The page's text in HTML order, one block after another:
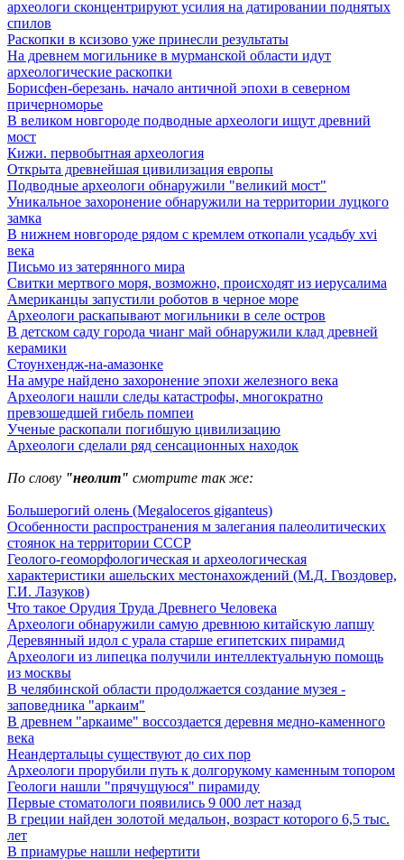
археологи сконцентрируют усилия на датировании поднятых
спилов
Раскопки в ксизово уже принесли результаты
На древнем могильнике в мурманской области идут
археологические раскопки
Борисфен-березань. начало античной эпохи в северном
причерноморье
В великом новгороде подводные археологи ищут древний
мост
Кижи. первобытная археология
Открыта древнейшая цивилизация европы
Подводные археологи обнаружили "великий мост"
Уникальное захоронение обнаружили на территории луцкого
замка
В нижнем новгороде рядом с кремлем откопали усадьбу xvi
века
Письмо из затерянного мира
Свитки мертвого моря, возможно, происходят из иерусалима
Американцы запустили роботов в черное море
Археологи раскапывают могильники в селе остров
В детском саду города чианг май обнаружили клад древней
керамики
Стоунхендж-на-амазонке
На амуре найдено захоронение эпохи железного века
Археологи нашли следы катастрофы, многократно
превзошедшей гибель помпеи
Ученые раскопали погибшую цивилизацию
Археологи сделали ряд сенсационных находок
По слову "неолит" смотрите так же:
Большерогий олень (Megaloceros giganteus)
Особенности распространения м залегания палеолитических
стоянок на территории СССР
Геолого-геоморфологическая и археологическая
характеристики ашельских местонахождений (М.Д. Гвоздовер,
Г.И. Лазуков)
Что такое Орудия Труда Древнего Человека
Археологи обнаружили самую древнюю китайскую лапшу
Деревянный идол с урала старше египетских пирамид
Археологи из липецка получили интеллектуальную помощь
из москвы
В челябинской области продолжается создание музея -
заповедника "аркаим"
В древнем "аркаиме" воссоздается деревня медно-каменного
века
Неандертальцы существуют до сих пор
Археологи прорубили путь к долгорукому каменным топором
Геологи нашли "прячущуюся" пирамиду
Первые стоматологи появились 9 000 лет назад
В греции найден золотой медальон, возраст которого 6,5 тыс.
лет
В приамурье нашли нефертити